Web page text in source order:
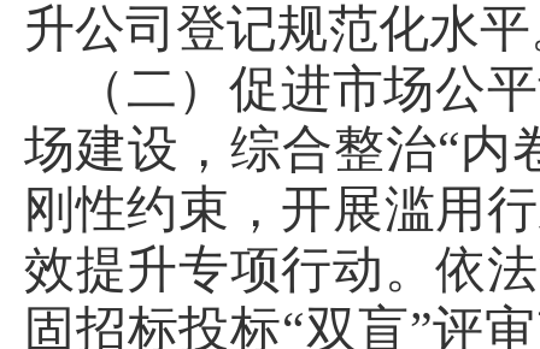
升公司登记规范化水
（二）促进市场公
场建设，综合整治“内
刚性约束，开展滥用
效提升专项行动。依
固招标投标“双盲”评